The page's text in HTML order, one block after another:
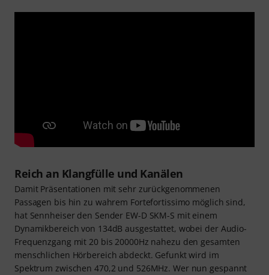
Reich an Klangfülle und Kanälen
Damit Präsentationen mit sehr zurückgenommenen
Passagen bis hin zu wahrem Fortefortissimo möglich sind,
hat Sennheiser den Sender EW-D SKM-S mit einem
Dynamikbereich von 134dB ausgestattet, wobei der Audio-
Frequenzgang mit 20 bis 20000Hz nahezu den gesamten
menschlichen Hörbereich abdeckt. Gefunkt wird im
Spektrum zwischen 470,2 und 526MHz. Wer nun gespannt